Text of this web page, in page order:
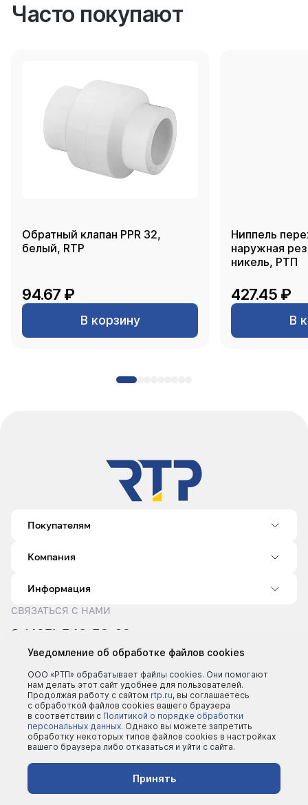
Часто покупают
Обратный клапан PPR 32,
белый, RTP
94.67 ₽
В корзину
Ниппель
наружная
никель, РТП
427.45 ₽
В
Покупателям
Компания
Информация
СВЯЗАТЬСЯ С НАМИ
8 (495) 540-52-62
sale@rtp.ru
Пн–Пт: 9:00–18:00
©2000 - 2026 | Все права защищены
Политика конфеденциальности
Уведомление об обработке файлов cookies
ООО «РТП» обрабатывает файлы cookies. Они помогают
нам делать этот сайт удобнее для пользователей.
Продолжая работу с сайтом rtp.ru, вы соглашаетесь
с обработкой файлов cookies вашего браузера
в соответствии с Политикой о порядке обработки
персональных данных. Однако вы можете запретить
обработку некоторых типов файлов cookies в настройках
вашего браузера либо отказаться и уйти с сайта.
Принять